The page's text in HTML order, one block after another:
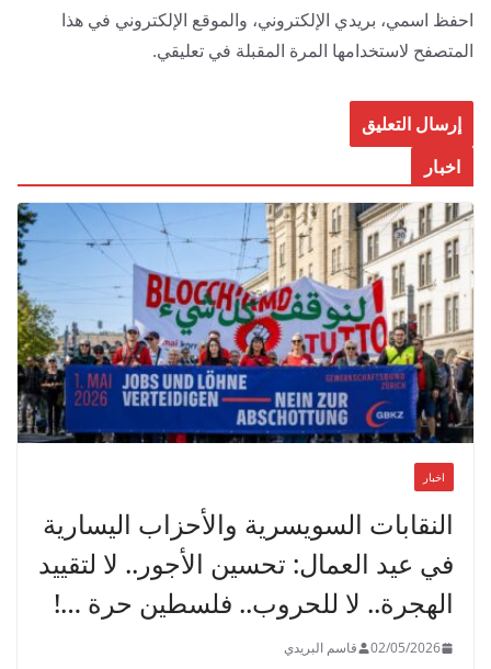
A
p
c
a
l
i
s
–
C
i
a
l
i
s
P
Ã
¥
N
Ã
احفظ اسمي، بريدي الإلكتروني، والموقع الإلكتروني في هذا
المتصفح لاستخدامها المرة المقبلة في تعليقي.
اخبار
اخبار
النقابات السويسرية والأحزاب اليسارية
في عيد العمال: تحسين الأجور.. لا لتقييد
الهجرة.. لا للحروب.. فلسطين حرة …!
02/05/2026 قاسم البريدي